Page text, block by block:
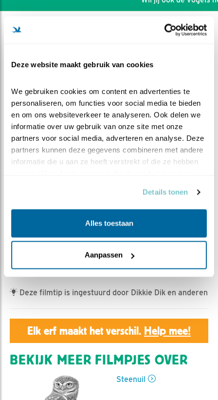
Deze website maakt gebruik van cookies
We gebruiken cookies om content en advertenties te
personaliseren, om functies voor social media te bieden
en om ons websiteverkeer te analyseren. Ook delen we
informatie over uw gebruik van onze site met onze
partners voor social media, adverteren en analyse. Deze
partners kunnen deze gegevens combineren met andere
informatie die u aan ze heeft verstrekt of die ze hebben
Details tonen
Alles toestaan
Aanpassen
DEEL DIT FILMPJE
Na het eten aan de wandel
Geert | Geplaatst op 6 mei 2025, 7:49 |
in beweging te komen.
Deze filmtip is ingestuurd door Dikkie Dik en anderen
Elk erf maakt het verschil. Help mee!
BEKIJK MEER FILMPJES OVER
Steenuil